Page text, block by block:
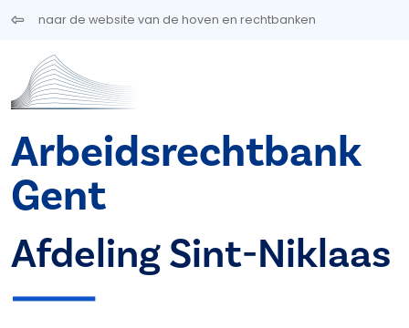
Overslaan en naar de inhoud gaan
naar de website van de hoven en rechtbanken
Arbeidsrechtbank
Gent
Afdeling Sint-Niklaas